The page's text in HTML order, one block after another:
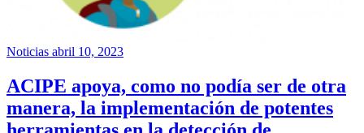
Noticias abril 10, 2023
ACIPE apoya, como no podía ser de otra
manera, la implementación de potentes